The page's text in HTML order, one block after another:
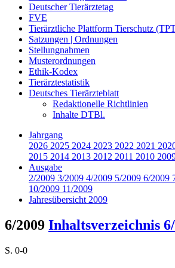
Deutscher Tierärztetag
FVE
Tierärztliche Plattform Tierschutz
Satzungen | Ordnungen
Stellungnahmen
Musterordnungen
Ethik-Kodex
Tierärztestatistik
Deutsches Tierärzteblatt
Redaktionelle Richtlinien
Inhalte DTBl.
Jahrgang
2026 2025 2024 2023 2022 2021
2015 2014 2013 2012 2011 2010
Ausgabe
2/2009 3/2009 4/2009 5/2009 6/2009
10/2009 11/2009
Jahresübersicht 2009
6/2009 Inhaltsverzeichnis
S. 0-0